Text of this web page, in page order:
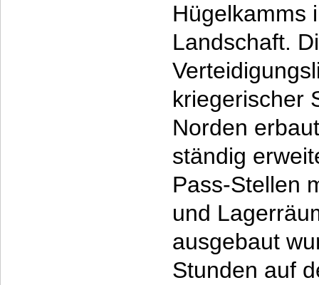
Hügelkamms
Landschaft.
kriegerischer
Norden
ständig
Pass-Stellen
und
ausgebaut
Stunden auf